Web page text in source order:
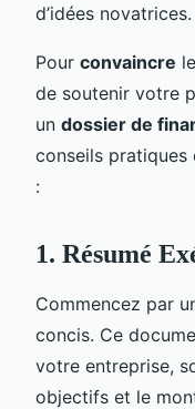
d’idées novatrices.
Pour convaincre
de soutenir votre
un dossier de
conseils pratiques
:
1. Résumé
Commencez par
concis. Ce
votre entreprise,
objectifs et le